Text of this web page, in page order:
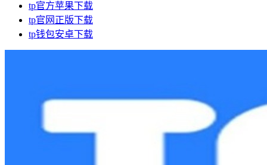
tp官方苹果下载
tp官网正版下载
tp钱包安卓下载